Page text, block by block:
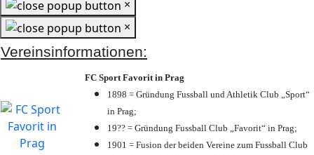
×
×
Vereinsinformationen:
FC Sport Favorit in Prag
1898 = Gründung Fussball und Athletik Club „Sport“
in Prag;
19?? = Gründung Fussball Club „Favorit“ in Prag;
1901 = Fusion der beiden Vereine zum Fussball Club